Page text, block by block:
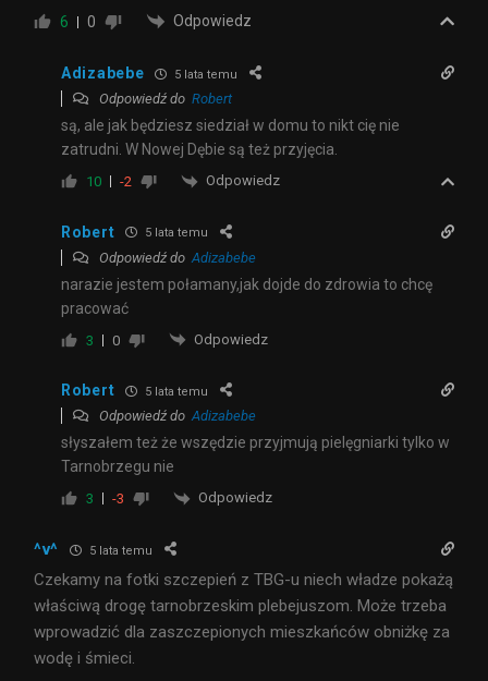
6 0 Odpowiedz
Adizabebe 5 lata temu
Odpowiedź do Robert
są, ale jak będziesz siedział w domu to nikt cię nie
zatrudni. W Nowej Dębie są też przyjęcia.
10 -2 Odpowiedz
Robert 5 lata temu
Odpowiedź do Adizabebe
narazie jestem połamany,jak dojde do zdrowia to chcę
pracować
3 0 Odpowiedz
Robert 5 lata temu
Odpowiedź doAdizabebe
słyszałem też że wszędzie przyjmują pielęgniarki tylko w
Tarnobrzegu nie
3 -3 Odpowiedz
^v^ 5 lata temu
Czekamy na fotki szczepień z TBG-u niech władze pokażą
właściwą drogę tarnobrzeskim plebejuszom. Może trzeba
wprowadzić dla zaszczepionych mieszkańców obniżkę za
wodę i śmieci.